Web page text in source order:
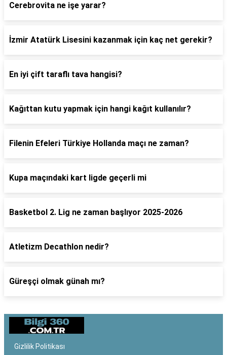
Cerebrovita ne işe yarar?
İzmir Atatürk Lisesini kazanmak için kaç net gerekir?
En iyi çift taraflı tava hangisi?
Kağıttan kutu yapmak için hangi kağıt kullanılır?
Filenin Efeleri Türkiye Hollanda maçı ne zaman?
Kupa maçındaki kart ligde geçerli mi
Basketbol 2. Lig ne zaman başlıyor 2025-2026
Atletizm Decathlon nedir?
Güreşçi olmak günah mı?
Gizlilik Politikası